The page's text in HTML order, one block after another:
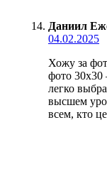
Даниил
04.02.2025
Хожу за
фото 30х30
легко
высшем
всем, кто